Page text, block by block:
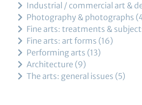
Industrial / commercial art &
Photography & photographs
Fine arts: treatments &
Fine arts: art forms 16
Performing arts 13
Architecture 9
The arts: general issues 5